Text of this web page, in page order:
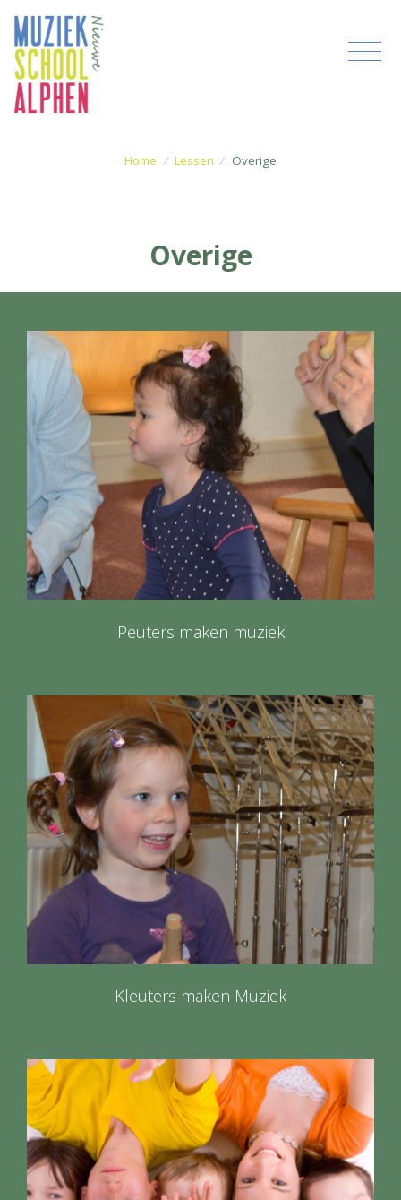
Home / Lessen / Overige
Overige
Peuters maken muziek
Kleuters maken Muziek